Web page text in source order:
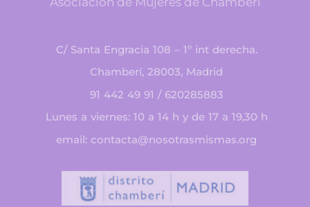
C/ Santa Engracia 108 – 1º int derecha.
Chamberí, 28003, Madrid
91 442 49 91 / 620285883
Lunes a viernes: 10 a 14 h y de 17 a 19,30 h
email: contacta@nosotrasmismas.org